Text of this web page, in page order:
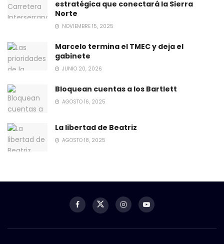
estratégica que conectará la Sierra
Norte
NOVIEMBRE 15, 2025
Marcelo termina el TMEC y deja el
gabinete
JUNIO 20, 2026
Bloquean cuentas a los Bartlett
AGOSTO 16, 2025
La libertad de Beatriz
AGOSTO 18, 2025